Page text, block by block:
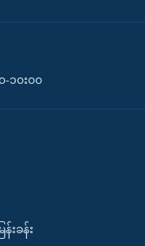
-၁၀း၀၀
းခန်း